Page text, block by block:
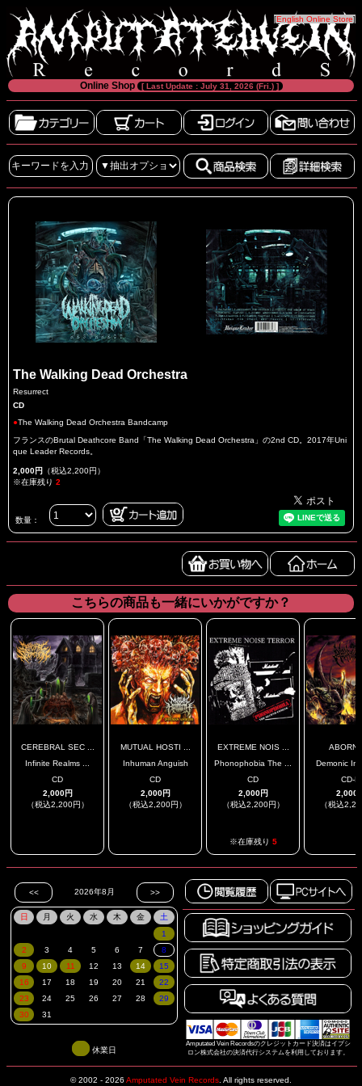
[English Online Store]
Online Shop [ Last Update : July 31, 2026 (Fri.) ]
The Walking Dead Orchestra
Resurrect
CD
●The Walking Dead Orchestra Bandcamp
フランスのBrutal Deathcore Band「The Walking Dead Orchestra」の2nd CD。2017年Uni
que Leader Records。
2,000円 （税込2,200円）
※在庫残り 2
数量：
こちらの商品も一緒にいかがですか？
CEREBRAL SEC ...
Infinite Realms ...
CD
2,000円
（税込2,200円）
MUTUAL HOSTI ...
Inhuman Anguish
CD
2,000円
（税込2,200円）
EXTREME NOIS ...
Phonophobia The ...
CD
2,000円
（税込2,200円）
※在庫残り 5
Demonic
CD-R
2,000
（税込
Amputated Vein Recordsのクレジットカード決済はイプシ
ロン株式会社の決済代行システムを利用しております。
休業日
© 2002 - 2026 Amputated Vein Records All rights reserved.